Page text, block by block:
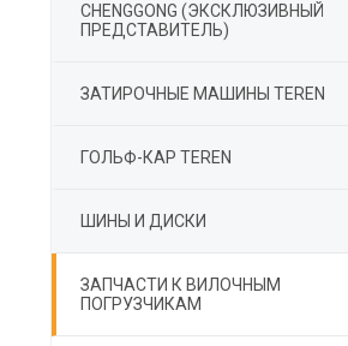
СHENGGONG (ЭКСКЛЮЗИВНЫЙ
ПРЕДСТАВИТЕЛЬ)
ЗАТИРОЧНЫЕ МАШИНЫ TEREN
ГОЛЬФ-КАР TEREN
ШИНЫ И ДИСКИ
ЗАПЧАСТИ К ВИЛОЧНЫМ
ПОГРУЗЧИКАМ